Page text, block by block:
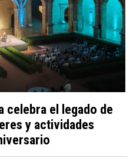
el legado de
y actividades